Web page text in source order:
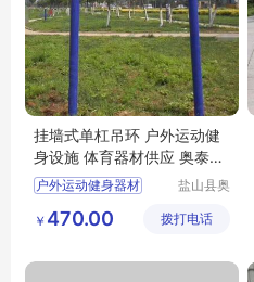
挂墙式单杠吊环 户外运动健
身设施 体育器材供应 奥泰厂
家定制
户外运动健身器材
体育器材供应
盐山县奥
材厂
￥ 470.00 拨打电话